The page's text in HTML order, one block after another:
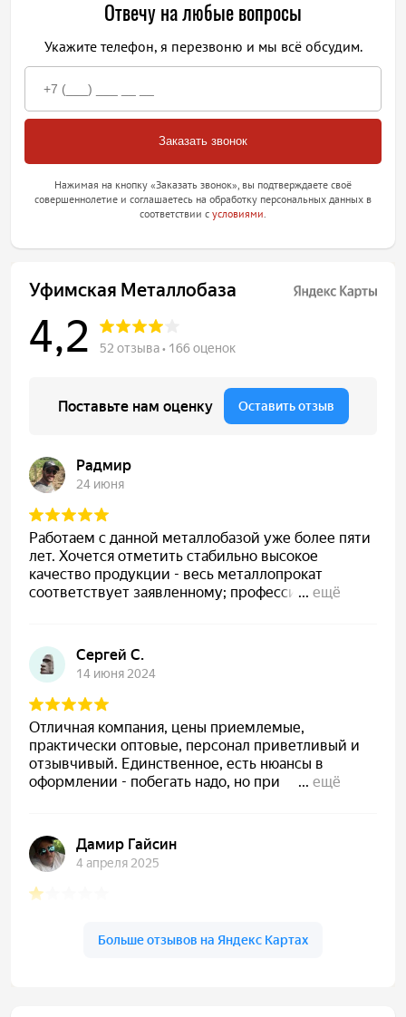
Отвечу на любые вопросы
Укажите телефон, я перезвоню и мы всё обсудим.
Нажимая на кнопку «Заказать звонок», вы подтверждаете своё
совершеннолетие и соглашаетесь на обработку персональных данных в
соответствии с условиями.